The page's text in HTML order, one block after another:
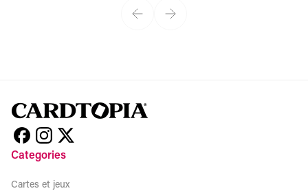
Categories
Cartes et jeux